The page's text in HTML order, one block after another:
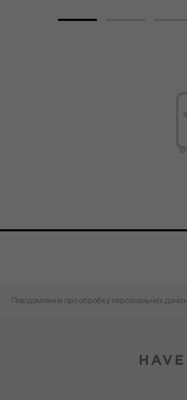
Повідомлення про обробку персональних даних